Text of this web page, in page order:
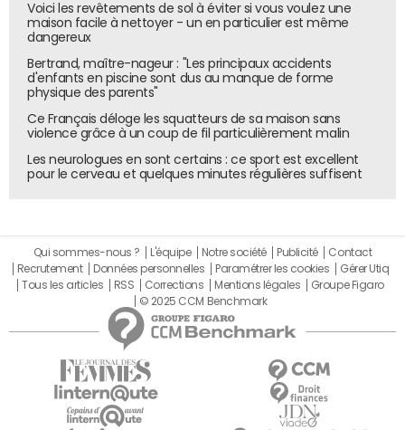
Voici les revêtements de sol à éviter si vous voulez une
maison facile à nettoyer - un en particulier est même
dangereux
Bertrand, maître-nageur : "Les principaux accidents
d'enfants en piscine sont dus au manque de forme
physique des parents"
Ce Français déloge les squatteurs de sa maison sans
violence grâce à un coup de fil particulièrement malin
Les neurologues en sont certains : ce sport est excellent
pour le cerveau et quelques minutes régulières suffisent
Qui sommes-nous ? L'équipe Notre société Publicité
Contact
Recrutement
Données personnelles Paramétrer les cookies
Gérer Utiq
Tous les articles
RSS Corrections Mentions légales
Groupe Figaro
© 2025 CCM Benchmark